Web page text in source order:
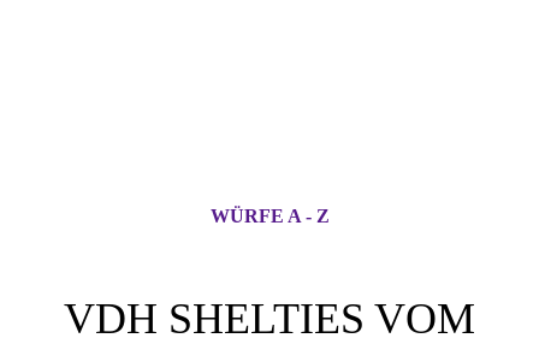
WÜRFE A - Z
VDH SHELTIES VOM